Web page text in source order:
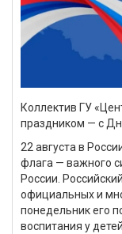
Коллектив ГУ
праздником — с
22 августа в
флага — важного
России.
официальных и
понедельник его
воспитания у